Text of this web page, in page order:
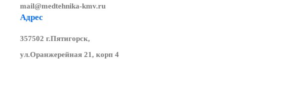
mail@medtehnika-kmv.ru
Адрес
357502 г.Пятигорск,
ул.Оранжерейная 21, корп 4